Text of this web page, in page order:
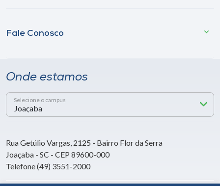
Fale Conosco
Onde estamos
Selecione o campus
Rua Getúlio Vargas, 2125 - Bairro Flor da Serra
Joaçaba - SC - CEP 89600-000
Telefone (49) 3551-2000